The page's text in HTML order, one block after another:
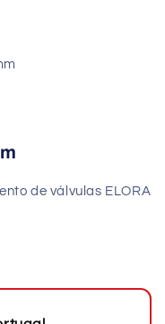
de válvulas ELORA